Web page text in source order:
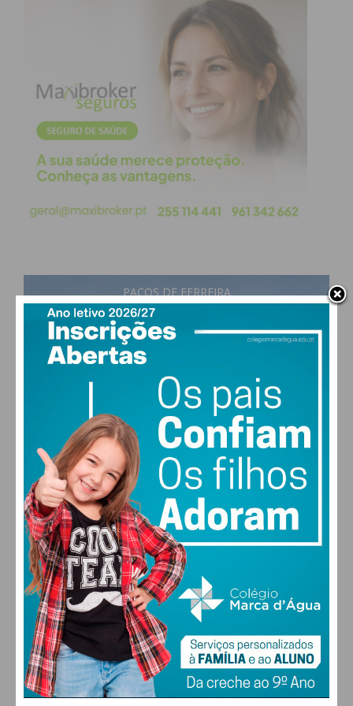
Subscreva a newsletter do
Imediato
obtenha de forma regular a informação
Eu li e concordo com os
termos e
condições
PAÇOS DE FERREIRA
21°
scattered clouds
82% humidade
21°
SÁB
26
DOM
28°
SEG
30°
TER
ALTERAR
FARMACIAS DE SERVIÇO EM PAÇOS DE
FERREIRA